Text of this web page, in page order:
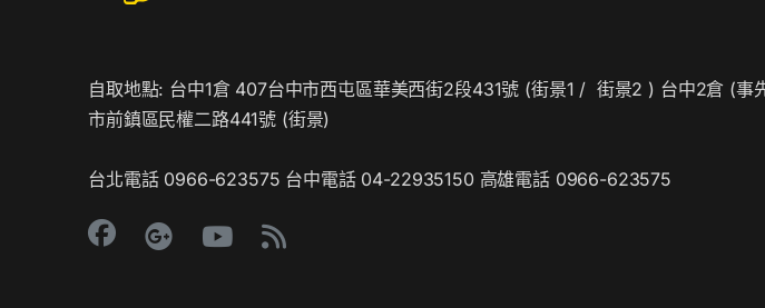
自取地點: 台中1倉 407台中市西屯區華美西街2段431號 (街景1 / 街景2 ) 台中2倉 (事
市前鎮區民權二路441號 (街景)
台北電話 0966-623575 台中電話 04-22935150 高雄電話 0966-623575